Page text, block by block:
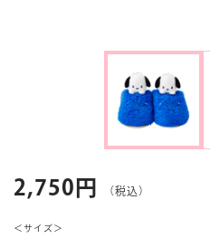
公式SNS／アプリ
2,750円 （税込）
＜サイズ＞